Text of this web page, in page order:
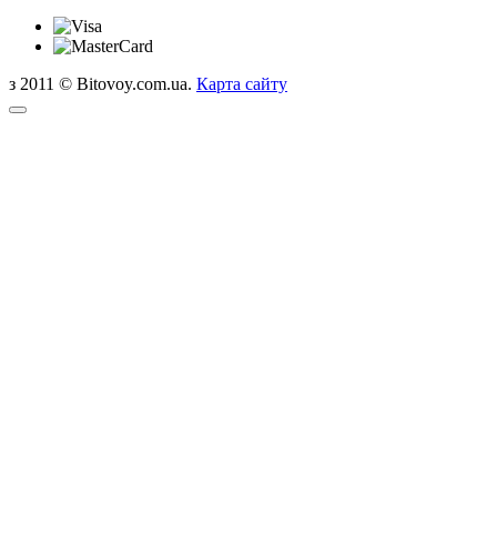
з 2011 © Bitovoy.com.ua. Карта сайту